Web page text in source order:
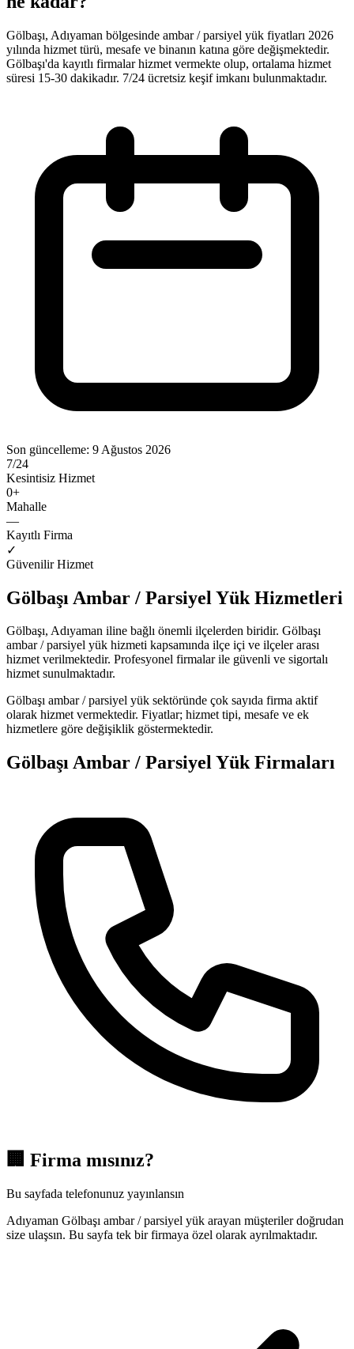
Gölbaşı, Adıyaman bölgesinde ambar / parsiyel yük fiyatları 2026
yılında hizmet türü, mesafe ve binanın katına göre değişmektedir.
Gölbaşı'da kayıtlı firmalar hizmet vermekte olup, ortalama hizmet
süresi 15-30 dakikadır. 7/24 ücretsiz keşif imkanı bulunmaktadır.
Son güncelleme: 9 Ağustos 2026
7/24
Kesintisiz Hizmet
0+
Mahalle
—
Kayıtlı Firma
✓
Güvenilir Hizmet
Gölbaşı Ambar / Parsiyel Yük Hizmetleri
Gölbaşı, Adıyaman iline bağlı önemli ilçelerden biridir. Gölbaşı
ambar / parsiyel yük hizmeti kapsamında ilçe içi ve ilçeler arası
hizmet verilmektedir. Profesyonel firmalar ile güvenli ve sigortalı
hizmet sunulmaktadır.
Gölbaşı ambar / parsiyel yük sektöründe çok sayıda firma aktif
olarak hizmet vermektedir. Fiyatlar; hizmet tipi, mesafe ve ek
hizmetlere göre değişiklik göstermektedir.
GölbaşıAmbar / Parsiyel YükFirmaları
🏢 Firma mısınız?
Bu sayfada telefonunuz yayınlansın
Adıyaman Gölbaşı ambar / parsiyel yük arayan müşteriler doğrudan
size ulaşsın. Bu sayfa tek bir firmaya özel olarak ayrılmaktadır.